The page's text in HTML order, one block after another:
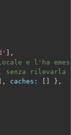
,
e l'ha
senza rilevarla
, caches : } ,